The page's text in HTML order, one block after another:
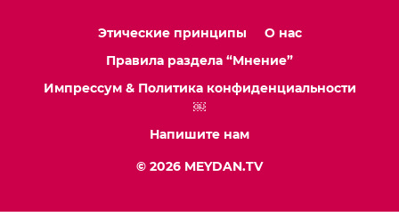
Этические принципы
О нас
Правила раздела “Мнение”
Импрессум & Политика конфиденциальности
￼
Напишите нам
© 2026 MEYDAN.TV